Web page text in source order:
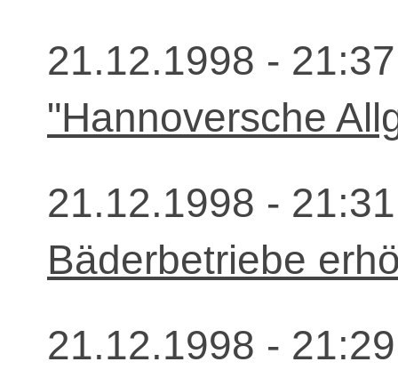
21.12.1998 -
"Hannoversche
21.12.1998 -
Bäderbetriebe
21.12.1998 -